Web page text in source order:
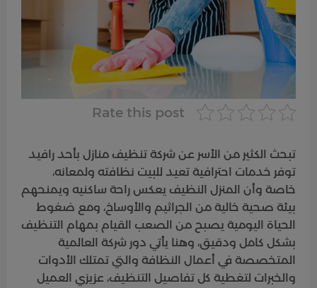
Rate this post
تبحث الكثير من الأسر عن شركة تنظيف منازل بأحد رافيد
توفر خدمات احترافية تعيد للبيت نظافته ولمعانه،
خاصة وأن المنزل النظيف يعكس راحة ساكنيه ويمنحهم
بيئة صحية خالية من الجراثيم والأوساخ، ومع ضغوط
الحياة اليومية يصبح من الصعب القيام بمهام التنظيف
بشكل كامل ودقيق، وهنا يأتي دور شركة العالمية
المتخصصة في أعمال النظافة والتي تمتلك الأدوات
والخبرات لتغطية كل تفاصيل التنظيف، عزيزي العميل